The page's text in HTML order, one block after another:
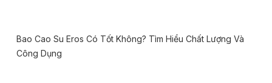
Bao Cao Su Eros Có Tốt Không? Tìm Hiểu Chất Lượng Và
Công Dụng